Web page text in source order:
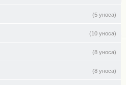
(5 уноса)
(10 уноса)
(8 уноса)
(8 уноса)